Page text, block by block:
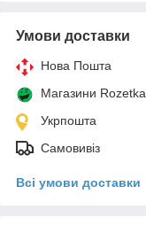
Умови доставки
Нова Пошта
Магазини Rozetka
Укрпошта
Самовивіз
Всі умови доставки